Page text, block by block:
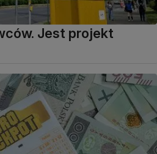
Jest projekt